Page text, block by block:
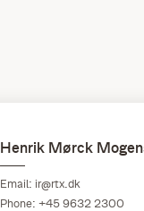
Henrik Mørck
Email: ir@rtx.dk
Phone: +45 9632 2300